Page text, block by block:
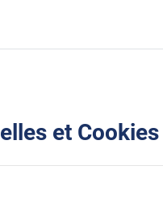
et Cookies